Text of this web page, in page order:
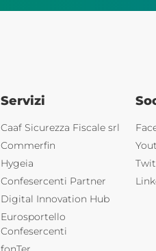
Servizi
Caaf Sicurezza Fiscale srl
Commerfin
Hygeia
Confesercenti Partner
Digital Innovation Hub
Eurosportello
Confesercenti